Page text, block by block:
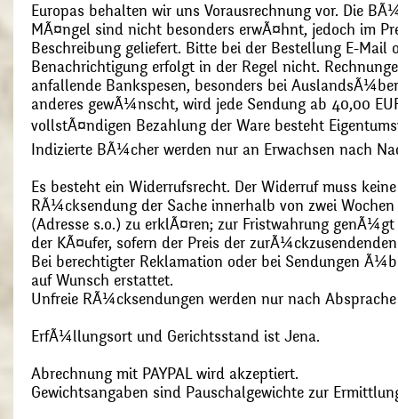
Europas behalten wir uns Vorausrechnung vor. Die
MÃ¤ngel sind nicht besonders erwÃ¤hnt, jedoch im
Beschreibung geliefert. Bitte bei der Bestellung E-Mail
Benachrichtigung erfolgt in der Regel nicht.
anfallende Bankspesen, besonders bei
anderes gewÃ¼nscht, wird jede Sendung ab 40,00
vollstÃ¤ndigen Bezahlung der Ware besteht
Indizierte BÃ¼cher werden nur an Erwachsen nach
Es besteht ein Widerrufsrecht. Der Widerruf muss
RÃ¼cksendung der Sache innerhalb von zwei
(Adresse s.o.) zu erklÃ¤ren; zur Fristwahrung
der KÃ¤ufer, sofern der Preis der
Bei berechtigter Reklamation oder bei Sendungen
auf Wunsch erstattet.
Unfreie RÃ¼cksendungen werden nur nach
ErfÃ¼llungsort und Gerichtsstand ist Jena.
Abrechnung mit PAYPAL wird akzeptiert.
Gewichtsangaben sind Pauschalgewichte zur